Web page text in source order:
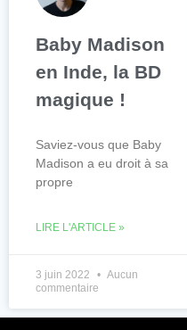
Baby Madison
en Inde, la BD
magique !
Saviez-vous que Baby
Madison a eu droit à sa
propre
LIRE L'ARTICLE »
3 juin 2022
Aucun
commentaire